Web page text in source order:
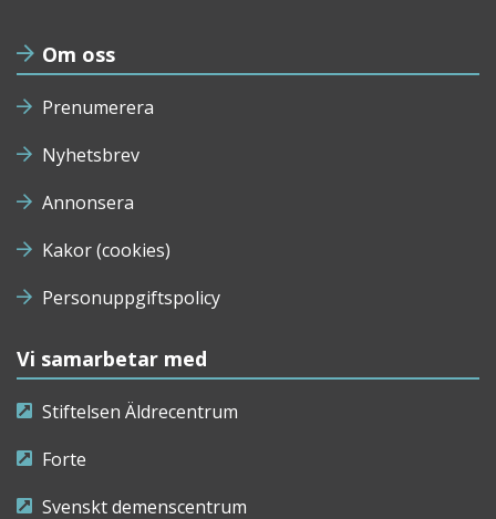
Om oss
Prenumerera
Nyhetsbrev
Annonsera
Kakor (cookies)
Personuppgiftspolicy
Vi samarbetar med
Stiftelsen Äldrecentrum
Forte
Svenskt demenscentrum